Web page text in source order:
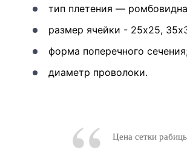
тип плетения —
размер ячейки - 25х25,
форма поперечного
диаметр проволоки.
Цена сетки